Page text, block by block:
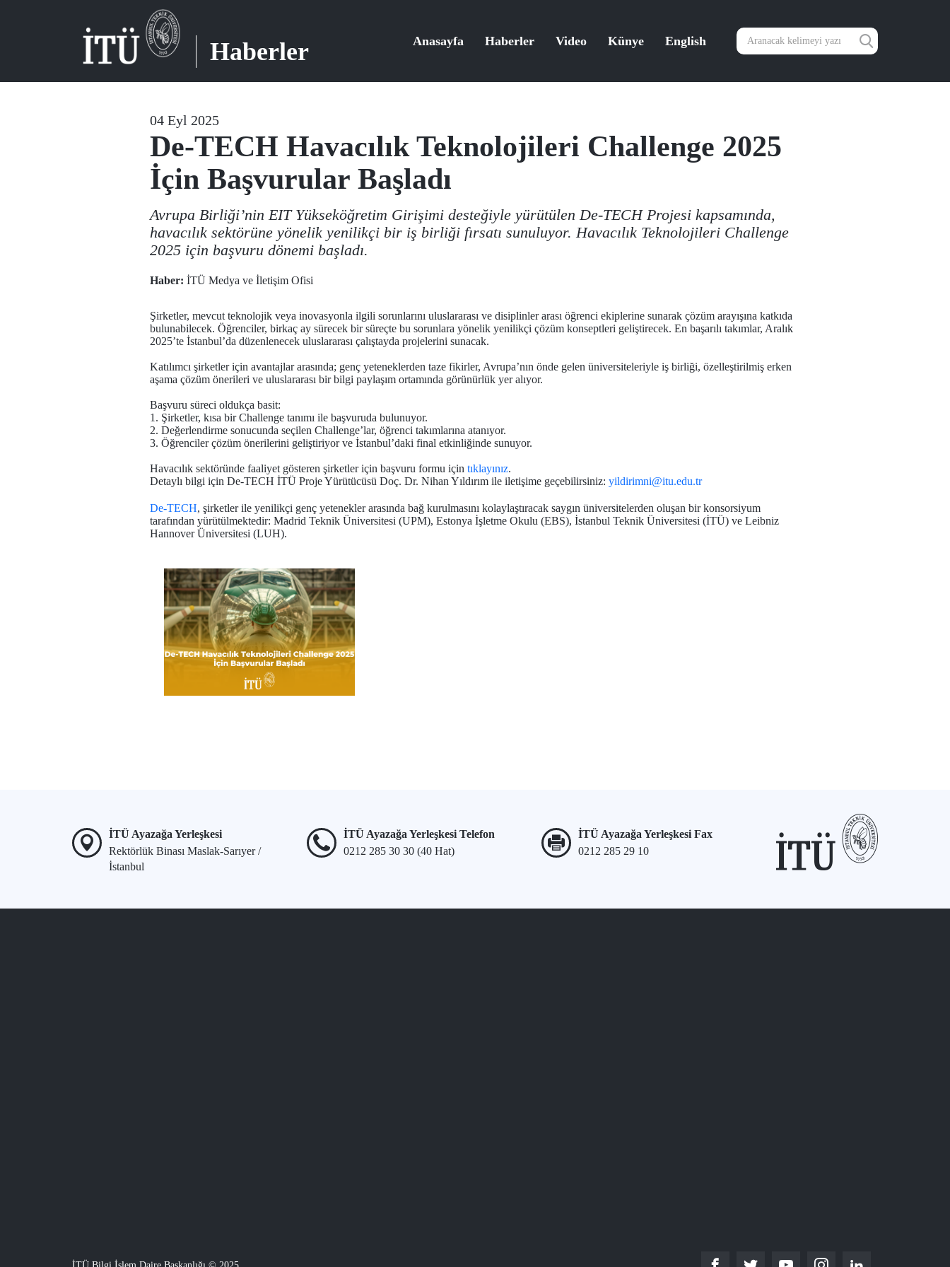
Haberler Anasayfa Haberler Video Künye English
04 Eyl 2025
De-TECH Havacılık Teknolojileri Challenge 2025
İçin Başvurular Başladı
Avrupa Birliği’nin EIT Yükseköğretim Girişimi desteğiyle yürütülen De-TECH Projesi kapsamında,
havacılık sektörüne yönelik yenilikçi bir iş birliği fırsatı sunuluyor. Havacılık Teknolojileri Challenge
2025 için başvuru dönemi başladı.
Haber: İTÜ Medya ve İletişim Ofisi
Şirketler, mevcut teknolojik veya inovasyonla ilgili sorunlarını uluslararası ve disiplinler arası öğrenci ekiplerine sunarak çözüm arayışına katkıda
bulunabilecek. Öğrenciler, birkaç ay sürecek bir süreçte bu sorunlara yönelik yenilikçi çözüm konseptleri geliştirecek. En başarılı takımlar, Aralık
2025’te İstanbul’da düzenlenecek uluslararası çalıştayda projelerini sunacak.
Katılımcı şirketler için avantajlar arasında; genç yeteneklerden taze fikirler, Avrupa’nın önde gelen üniversiteleriyle iş birliği, özelleştirilmiş erken
aşama çözüm önerileri ve uluslararası bir bilgi paylaşım ortamında görünürlük yer alıyor.
Başvuru süreci oldukça basit:
1. Şirketler, kısa bir Challenge tanımı ile başvuruda bulunuyor.
2. Değerlendirme sonucunda seçilen Challenge’lar, öğrenci takımlarına atanıyor.
3. Öğrenciler çözüm önerilerini geliştiriyor ve İstanbul’daki final etkinliğinde sunuyor.
Havacılık sektöründe faaliyet gösteren şirketler için başvuru formu için tıklayınız.
Detaylı bilgi için De-TECH İTÜ Proje Yürütücüsü Doç. Dr. Nihan Yıldırım ile iletişime geçebilirsiniz: yildirimni@itu.edu.tr
De-TECH, şirketler ile yenilikçi genç yetenekler arasında bağ kurulmasını kolaylaştıracak saygın üniversitelerden oluşan bir konsorsiyum
tarafından yürütülmektedir: Madrid Teknik Üniversitesi (UPM), Estonya İşletme Okulu (EBS), İstanbul Teknik Üniversitesi (İTÜ) ve Leibniz
Hannover Üniversitesi (LUH).
İTÜ Ayazağa Yerleşkesi
Rektörlük Binası Maslak-Sarıyer /
İstanbul
İTÜ Ayazağa Yerleşkesi Telefon
0212 285 30 30 (40 Hat)
İTÜ Ayazağa Yerleşkesi Fax
0212 285 29 10